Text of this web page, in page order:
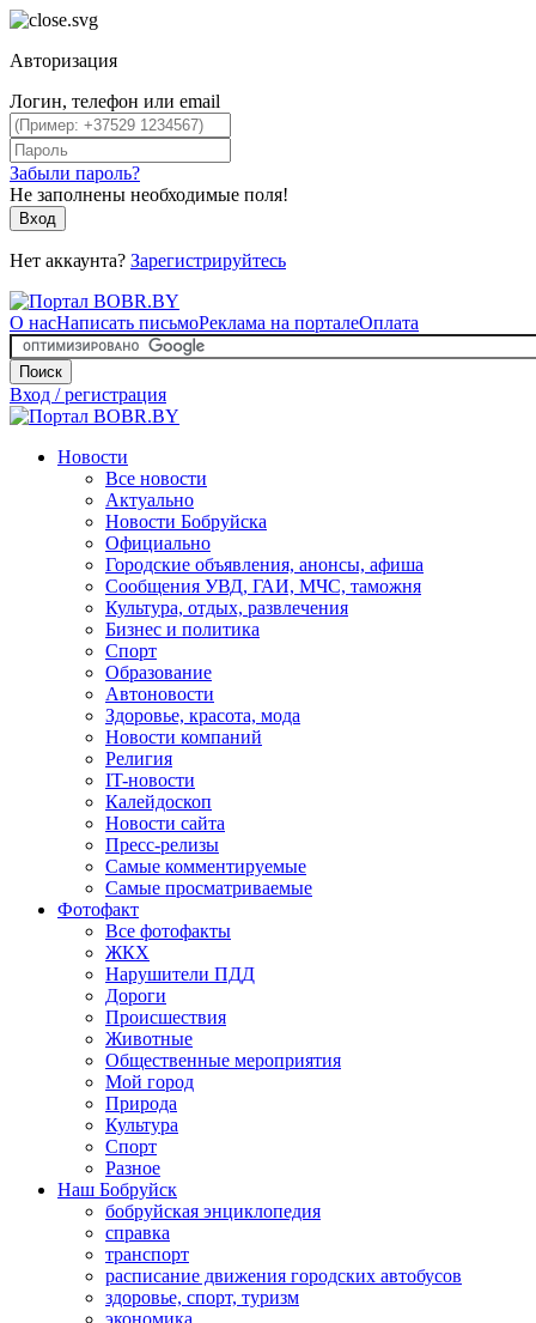
Авторизация
Логин, телефон или email
Забыли пароль?
Не заполнены необходимые поля!
Вход
Нет аккаунта? Зарегистрируйтесь
О насНаписать письмоРеклама на порталеОплата
Поиск
Вход / регистрация
Новости
Все новости
Актуально
Новости Бобруйска
Официально
Городские объявления, анонсы, афиша
Сообщения УВД, ГАИ, МЧС, таможня
Культура, отдых, развлечения
Бизнес и политика
Спорт
Образование
Автоновости
Здоровье, красота, мода
Новости компаний
Религия
IT-новости
Калейдоскоп
Новости сайта
Пресс-релизы
Самые комментируемые
Самые просматриваемые
Фотофакт
Все фотофакты
ЖКХ
Нарушители ПДД
Дороги
Происшествия
Животные
Общественные мероприятия
Мой город
Природа
Культура
Спорт
Разное
Наш Бобруйск
бобруйская энциклопедия
справка
транспорт
расписание движения городских автобусов
здоровье, спорт, туризм
экономика